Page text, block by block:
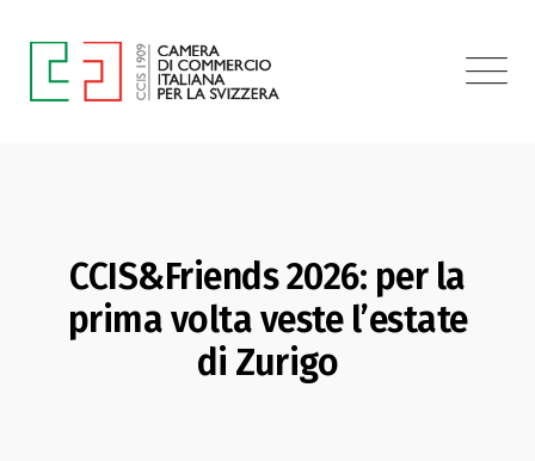
CCIS&Friends 2026: per la
prima volta veste l’estate
di Zurigo